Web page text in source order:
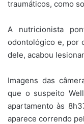
traumáticos, como
A nutricionista
odontológico e, por
dele, acabou
Imagens das
que o suspeito
apartamento às
aparece correndo